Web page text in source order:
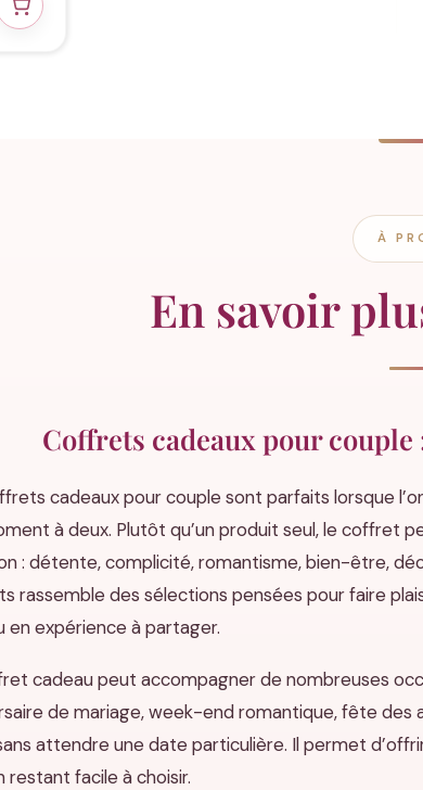
À
En savoir
Coffrets cadeaux pour
cadeaux pour couple sont parfaits lorsque
à deux. Plutôt qu’un produit seul, le coffret
: détente, complicité, romantisme, bien-être,
rassemble des sélections pensées pour faire
en expérience à partager.
cadeau peut accompagner de nombreuses
de mariage, week-end romantique, fête des
attendre une date particulière. Il permet
restant facile à choisir.